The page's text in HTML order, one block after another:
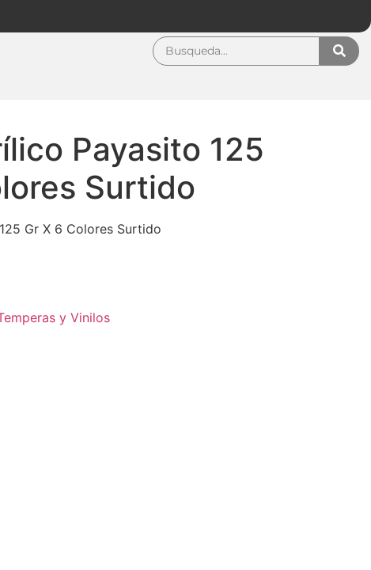
Payasito 125
Surtido
Gr X 6 Colores Surtido
y Vinilos